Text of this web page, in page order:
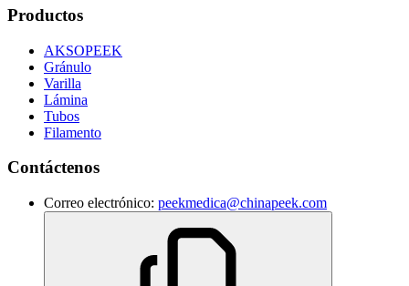
Productos
AKSOPEEK
Gránulo
Varilla
Lámina
Tubos
Filamento
Contáctenos
Correo electrónico: peekmedica@chinapeek.com